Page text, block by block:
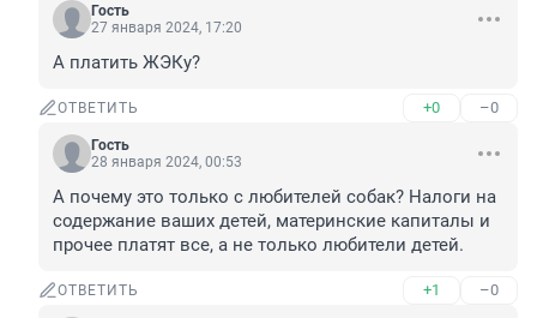
Гость
27 января 2024, 17:20
А платить ЖЭКу?
ОТВЕТИТЬ +0 –0
Гость
28 января 2024, 00:53
А почему это только с любителей собак? Налоги на
содержание ваших детей, материнские капиталы и
прочее платят все, а не только любители детей.
ОТВЕТИТЬ +1 –0